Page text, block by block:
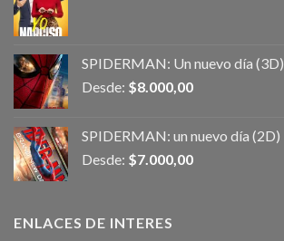
SPIDERMAN: Un nuevo día (3D)
Desde: $8.000,00
SPIDERMAN: un nuevo día (2D)
Desde: $7.000,00
ENLACES DE INTERES